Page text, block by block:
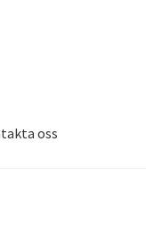
oss